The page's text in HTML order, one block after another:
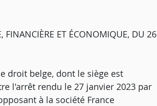
FINANCIÈRE ET ÉCONOMIQUE, DU 26
droit belge, dont le siège est
l'arrêt rendu le 27 janvier 2023 par
à la société France